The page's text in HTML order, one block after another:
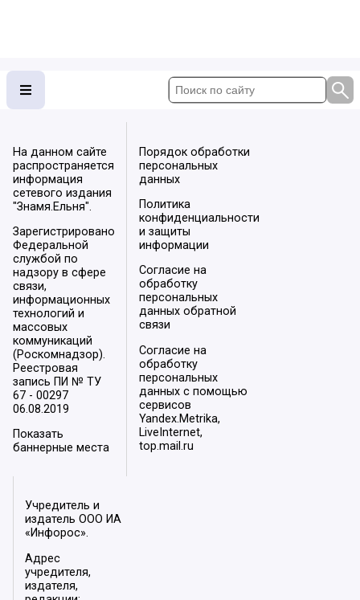
На данном сайте
распространяется
информация
сетевого издания
"Знамя.Ельня".
Зарегистрировано
Федеральной
службой по
надзору в сфере
связи,
информационных
технологий и
массовых
коммуникаций
(Роскомнадзор).
Реестровая
запись ПИ № ТУ
67 - 00297
06.08.2019
Показать
баннерные места
Порядок обработки
персональных
данных
Политика
конфиденциальности
и защиты
информации
Согласие на
обработку
персональных
данных обратной
связи
Согласие на
обработку
персональных
данных с помощью
сервисов
Yandex.Metrika,
LiveInternet,
top.mail.ru
Учредитель и
издатель ООО ИА
«Инфорос».
Адрес
учредителя,
издателя,